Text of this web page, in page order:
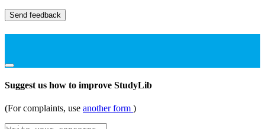
Send feedback
Suggest us how to improve StudyLib
(For complaints, use another form )